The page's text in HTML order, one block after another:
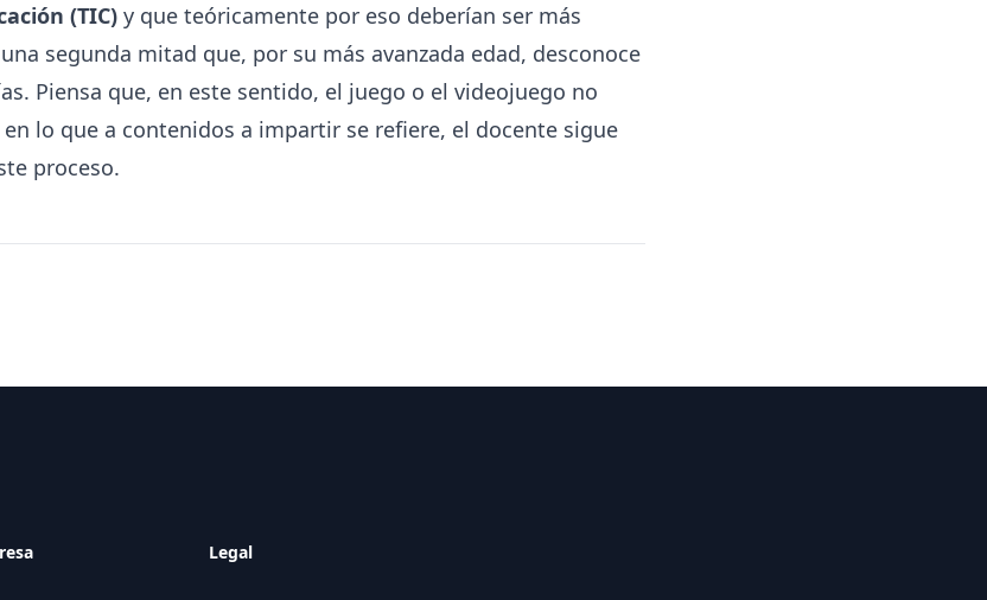
(TIC) y que teóricamente por eso deberían ser más
segunda mitad que, por su más avanzada edad, desconoce
Piensa que, en este sentido, el juego o el videojuego no
lo que a contenidos a impartir se refiere, el docente sigue
proceso.
Legal